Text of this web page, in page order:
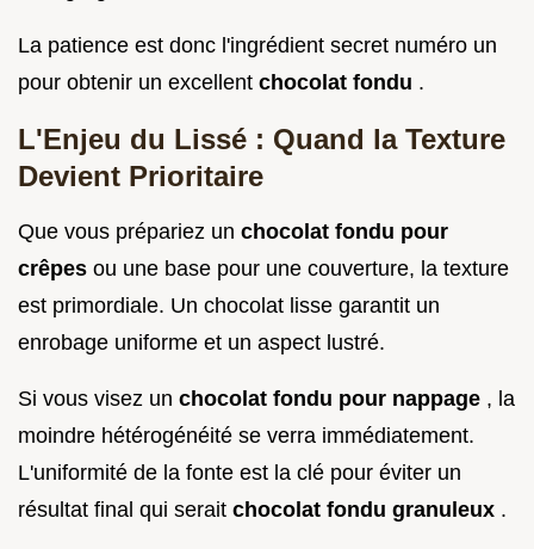
La patience est donc l'ingrédient secret numéro un
pour obtenir un excellent chocolat fondu .
L'Enjeu du Lissé : Quand la Texture
Devient Prioritaire
Que vous prépariez un chocolat fondu pour
crêpes ou une base pour une couverture, la texture
est primordiale. Un chocolat lisse garantit un
enrobage uniforme et un aspect lustré.
Si vous visez un chocolat fondu pour nappage , la
moindre hétérogénéité se verra immédiatement.
L'uniformité de la fonte est la clé pour éviter un
résultat final qui serait chocolat fondu granuleux .